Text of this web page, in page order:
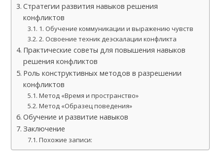
Стратегии развития навыков решения
конфликтов
1. Обучение коммуникации и выражению чувств
2. Освоение техник деэскалации конфликта
Практические советы для повышения навыков
решения конфликтов
Роль конструктивных методов в разрешении
конфликтов
Метод «Время и пространство»
Метод «Образец поведения»
Обучение и развитие навыкoв
Заключение
Похожие записи: